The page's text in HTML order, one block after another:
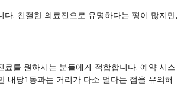
. 친절한 의료진으로 유명하다는 평이 많지만,
를 원하시는 분들에게 적합합니다. 예약 시스
내당1동과는 거리가 다소 멀다는 점을 유의해